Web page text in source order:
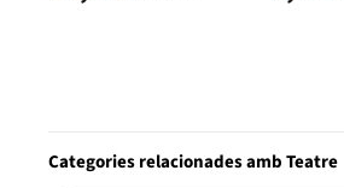
Categories relacionades amb Teatre